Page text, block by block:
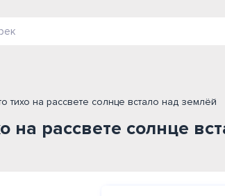
тихо на рассвете солнце встало над землёй
на рассвете солнце